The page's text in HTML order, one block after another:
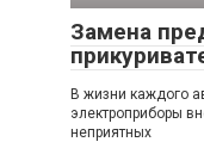
Замена
В жизни каждого
электроприборы
неприятных